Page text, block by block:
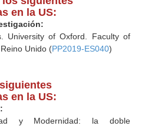
en la US:
University of Oxford. Faculty of
Unido (PP2019-ES040)
en la US:
y Modernidad: la doble